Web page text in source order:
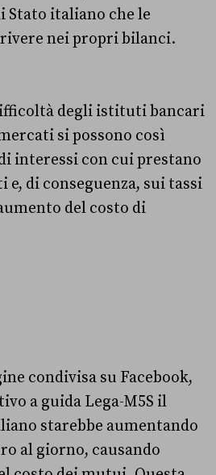
italiano che le
nei propri bilanci.
degli istituti bancari
si possono così
interessi con cui prestano
di conseguenza, sui tassi
del costo di
condivisa su Facebook,
a guida Lega-M5S il
starebbe aumentando
al giorno, causando